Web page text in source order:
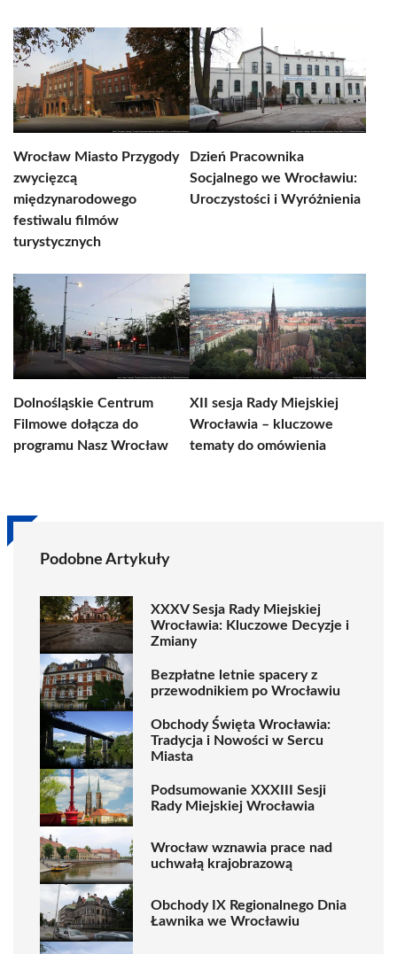
Wrocław Miasto Przygody
zwycięzcą
międzynarodowego
festiwalu filmów
turystycznych
Dzień Pracownika
Socjalnego we Wrocławiu:
Uroczystości i Wyróżnienia
Dolnośląskie Centrum
Filmowe dołącza do
programu Nasz Wrocław
XII sesja Rady Miejskiej
Wrocławia – kluczowe
tematy do omówienia
Podobne Artykuły
XXXV Sesja Rady Miejskiej
Wrocławia: Kluczowe Decyzje i
Zmiany
Bezpłatne letnie spacery z
przewodnikiem po Wrocławiu
Obchody Święta Wrocławia:
Tradycja i Nowości w Sercu
Miasta
Podsumowanie XXXIII Sesji
Rady Miejskiej Wrocławia
Wrocław wznawia prace nad
uchwałą krajobrazową
Obchody IX Regionalnego Dnia
Ławnika we Wrocławiu